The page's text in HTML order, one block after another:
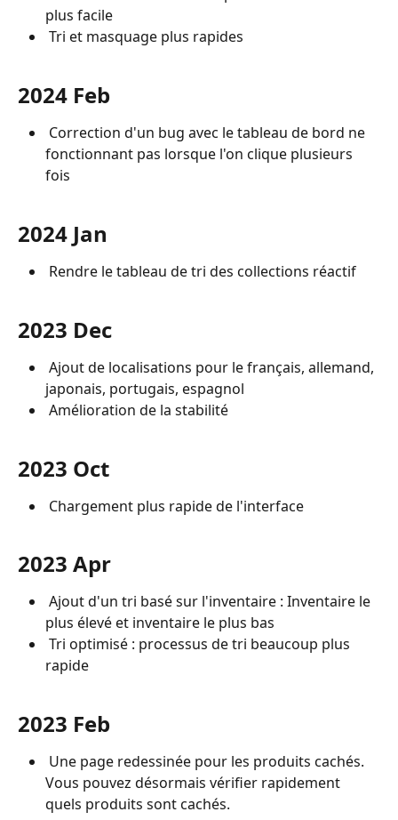
plus facile
Tri et masquage plus rapides
2024 Feb
fonctionnant pas lorsque l'on clique plusieurs
fois
2024 Jan
Rendre le tableau de tri des collections réactif
2023 Dec
japonais, portugais, espagnol
Amélioration de la stabilité
2023 Oct
Chargement plus rapide de l'interface
2023 Apr
plus élevé et inventaire le plus bas
rapide
2023 Feb
Vous pouvez désormais vérifier rapidement
quels produits sont cachés.